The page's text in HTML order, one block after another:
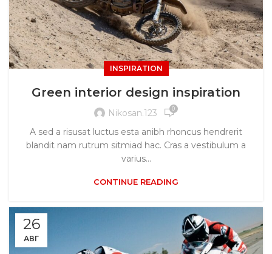
INSPIRATION
Green interior design inspiration
Nikosan.123 0
A sed a risusat luctus esta anibh rhoncus hendrerit
blandit nam rutrum sitmiad hac. Cras a vestibulum a
varius...
CONTINUE READING
26
АВГ